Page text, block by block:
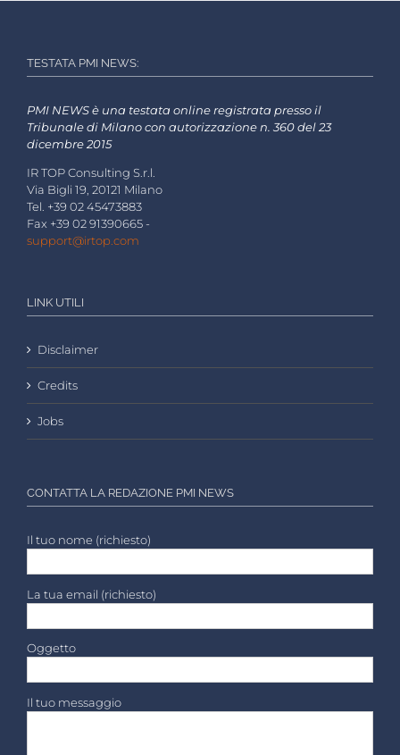
TESTATA PMI NEWS:
PMI NEWS è una testata online registrata presso il
Tribunale di Milano con autorizzazione n. 360 del 23
dicembre 2015
IR TOP Consulting S.r.l.
Via Bigli 19, 20121 Milano
Tel. +39 02 45473883
Fax +39 02 91390665 -
support@irtop.com
LINK UTILI
Disclaimer
Credits
Jobs
CONTATTA LA REDAZIONE PMI NEWS
Il tuo nome (richiesto)
La tua email (richiesto)
Oggetto
Il tuo messaggio